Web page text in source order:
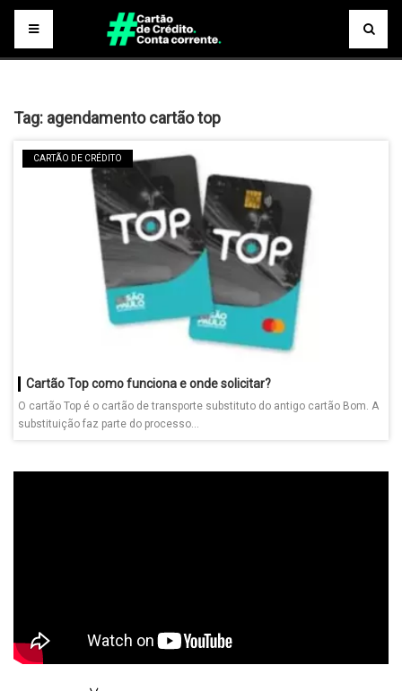
Tag: agendamento cartão top
CARTÃO DE CRÉDITO
Cartão Top como funciona e onde solicitar?
O cartão Top é o cartão de transporte substituto do antigo cartão Bom. A
substituição faz parte do processo...